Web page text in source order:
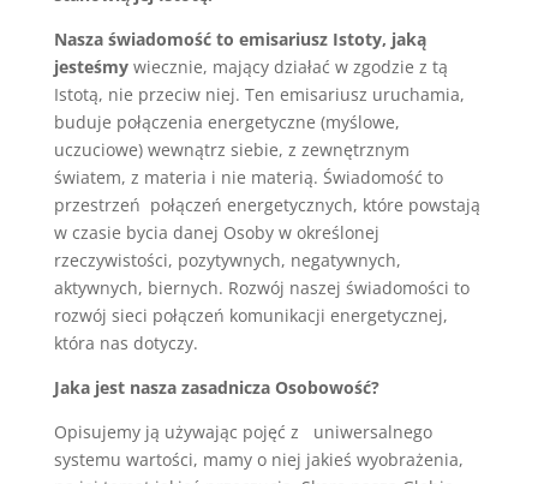
Nasza świadomość to emisariusz Istoty, jaką
jesteśmywiecznie, mający działać w zgodzie z tą
Istotą, nie przeciw niej. Ten emisariusz uruchamia,
buduje połączenia energetyczne (myślowe,
uczuciowe) wewnątrz siebie, z zewnętrznym
światem, z materia i nie materią. Świadomość to
przestrzeń połączeń energetycznych, które powstają
w czasie bycia danej Osoby w określonej
rzeczywistości, pozytywnych, negatywnych,
aktywnych, biernych. Rozwój naszej świadomości to
rozwój sieci połączeń komunikacji energetycznej,
która nas dotyczy.
Jaka jest nasza zasadnicza Osobowość?
Opisujemy ją używając pojęć z uniwersalnego
systemu wartości, mamy o niej jakieś wyobrażenia,